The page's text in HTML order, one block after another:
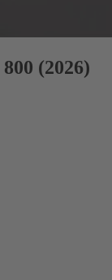
(2026)